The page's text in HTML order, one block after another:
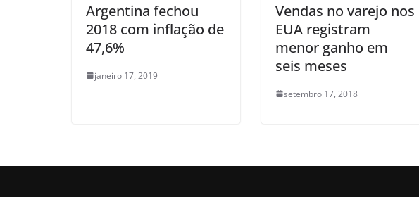
Argentina fechou
2018 com inflação de
47,6%
janeiro 17, 2019
Vendas no varejo nos
EUA registram
menor ganho em
seis meses
setembro 17, 2018